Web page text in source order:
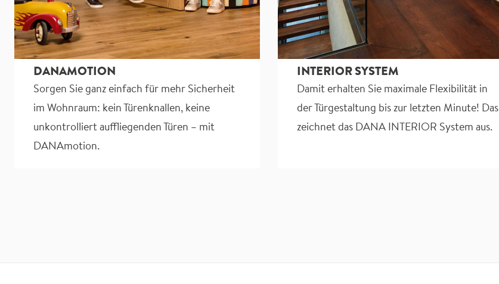
DANAMOTION
Sorgen Sie ganz einfach für mehr Sicherheit
im Wohnraum: kein Türenknallen, keine
unkontrolliert auffliegenden Türen – mit
DANAmotion.
INTERIOR SYSTEM
Damit erhalten Sie maximale Flexibilität in
der Türgestaltung bis zur letzten Minute! Das
zeichnet das DANA INTERIOR System aus.